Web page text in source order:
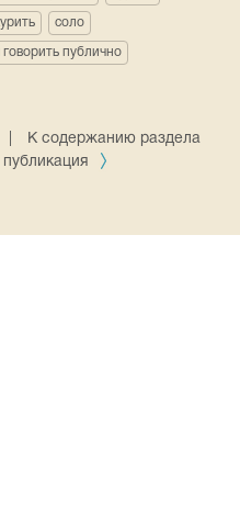
соло
говорить публично
К содержанию раздела